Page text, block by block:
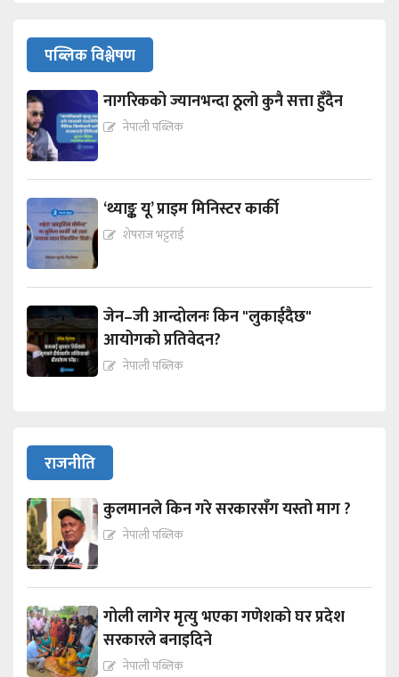
पब्लिक विश्लेषण
नागरिकको ज्यानभन्दा ठूलो कुनै सत्ता हुँदैन
नेपाली पब्लिक
‘थ्याङ्क यू’ प्राइम मिनिस्टर कार्की
शेषराज भट्टराई
जेन–जी आन्दोलनः किन "लुकाईदैछ"
आयोगको प्रतिवेदन?
नेपाली पब्लिक
राजनीति
कुलमानले किन गरे सरकारसँग यस्तो माग ?
नेपाली पब्लिक
गोली लागेर मृत्यु भएका गणेशको घर प्रदेश
सरकारले बनाइदिने
नेपाली पब्लिक